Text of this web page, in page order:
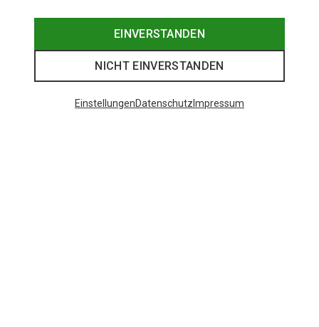
EINVERSTANDEN
NICHT EINVERSTANDEN
EinstellungenDatenschutz Impressum